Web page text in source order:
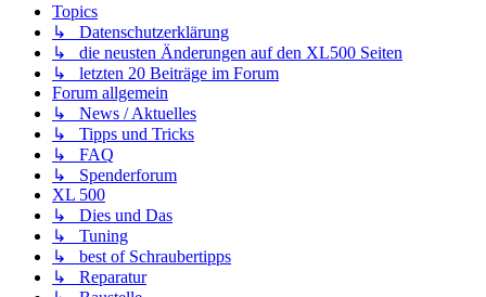
Topics
↳ Datenschutzerklärung
↳ die neusten Änderungen auf den XL500 Seiten
↳ letzten 20 Beiträge im Forum
Forum allgemein
↳ News / Aktuelles
↳ Tipps und Tricks
↳ FAQ
↳ Spenderforum
XL 500
↳ Dies und Das
↳ Tuning
↳ best of Schraubertipps
↳ Reparatur